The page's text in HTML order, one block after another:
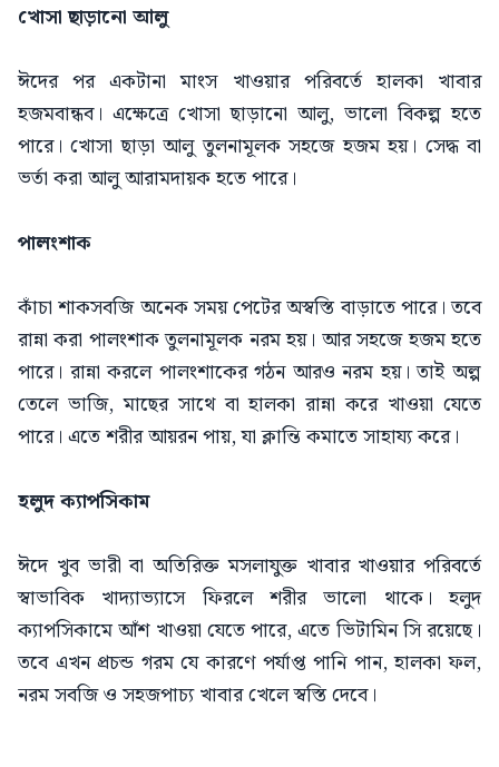
খোসা ছাড়ানো আলু
ঈদের পর একটানা মাংস খাওয়ার পরিবর্তে হালকা খাবার
হজমবান্ধব। এক্ষেত্রে খোসা ছাড়ানো আলু, ভালো বিকল্প হতে
পারে। খোসা ছাড়া আলু তুলনামূলক সহজে হজম হয়। সেদ্ধ বা
ভর্তা করা আলু আরামদায়ক হতে পারে।
পালংশাক
কাঁচা শাকসবজি অনেক সময় পেটের অস্বস্তি বাড়াতে পারে। তবে
রান্না করা পালংশাক তুলনামূলক নরম হয়। আর সহজে হজম হতে
পারে। রান্না করলে পালংশাকের গঠন আরও নরম হয়। তাই অল্প
তেলে ভাজি, মাছের সাথে বা হালকা রান্না করে খাওয়া যেতে
পারে। এতে শরীর আয়রন পায়, যা ক্লান্তি কমাতে সাহায্য করে।
হলুদ ক্যাপসিকাম
ঈদে খুব ভারী বা অতিরিক্ত মসলাযুক্ত খাবার খাওয়ার পরিবর্তে
স্বাভাবিক খাদ্যাভ্যাসে ফিরলে শরীর ভালো থাকে। হলুদ
ক্যাপসিকামে আঁশ খাওয়া যেতে পারে, এতে ভিটামিন সি রয়েছে।
তবে এখন প্রচন্ড গরম যে কারণে পর্যাপ্ত পানি পান, হালকা ফল,
নরম সবজি ও সহজপাচ্য খাবার খেলে স্বস্তি দেবে।